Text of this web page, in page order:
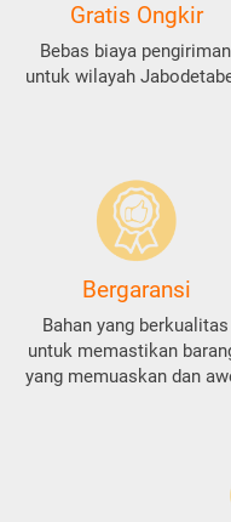
Gratis Ongkir
Bebas biaya pengiriman
untuk wilayah
Bergaransi
Bahan yang berkualitas
untuk memastikan
yang memuaskan dan